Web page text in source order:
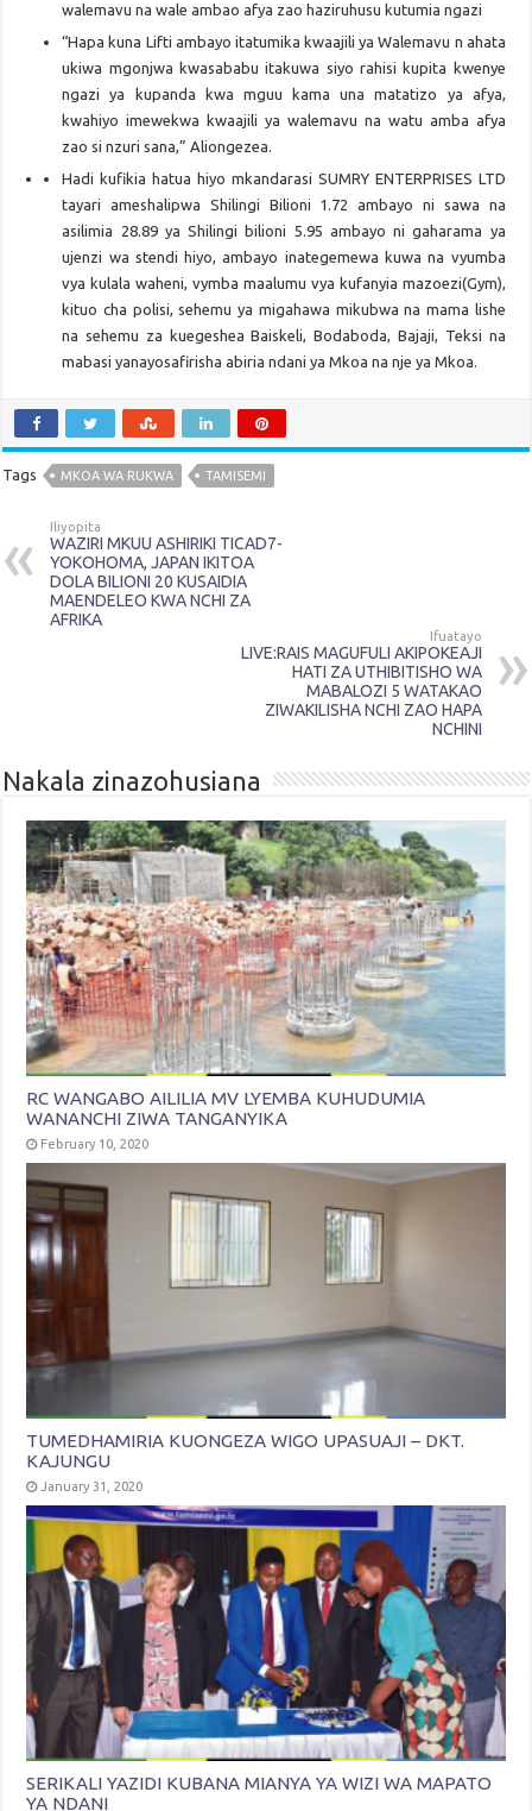
walemavu na wale ambao afya zao haziruhusu kutumia ngazi
“Hapa kuna Lifti ambayo itatumika kwaajili ya Walemavu n ahata
ukiwa mgonjwa kwasababu itakuwa siyo rahisi kupita kwenye
ngazi ya kupanda kwa mguu kama una matatizo ya afya,
kwahiyo imewekwa kwaajili ya walemavu na watu amba afya
zao si nzuri sana,” Aliongezea.
Hadi kufikia hatua hiyo mkandarasi SUMRY ENTERPRISES LTD
tayari ameshalipwa Shilingi Bilioni 1.72 ambayo ni sawa na
asilimia 28.89 ya Shilingi bilioni 5.95 ambayo ni gaharama ya
ujenzi wa stendi hiyo, ambayo inategemewa kuwa na vyumba
vya kulala waheni, vymba maalumu vya kufanyia mazoezi(Gym),
kituo cha polisi, sehemu ya migahawa mikubwa na mama lishe
na sehemu za kuegeshea Baiskeli, Bodaboda, Bajaji, Teksi na
mabasi yanayosafirisha abiria ndani ya Mkoa na nje ya Mkoa.
Tags MKOA WA RUKWA TAMISEMI
Iliyopita
WAZIRI MKUU ASHIRIKI TICAD7-
YOKOHOMA, JAPAN IKITOA
DOLA BILIONI 20 KUSAIDIA
MAENDELEO KWA NCHI ZA
AFRIKA
Ifuatayo
LIVE:RAIS MAGUFULI AKIPOKEAJI
HATI ZA UTHIBITISHO WA
MABALOZI 5 WATAKAO
ZIWAKILISHA NCHI ZAO HAPA
NCHINI
Nakala zinazohusiana
RC WANGABO AILILIA MV LYEMBA KUHUDUMIA
WANANCHI ZIWA TANGANYIKA
February 10, 2020
TUMEDHAMIRIA KUONGEZA WIGO UPASUAJI – DKT.
KAJUNGU
January 31, 2020
SERIKALI YAZIDI KUBANA MIANYA YA WIZI WA MAPATO
YA NDANI